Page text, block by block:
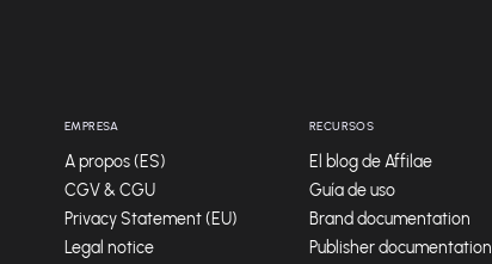
EMPRESA
A propos (ES)
CGV & CGU
Privacy Statement (EU)
Legal notice
RECURSOS
El blog de Affilae
Guía de uso
Brand documentation
Publisher documentation